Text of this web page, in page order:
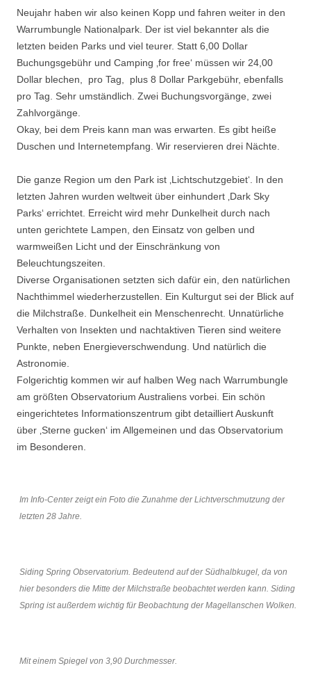
Neujahr haben wir also keinen Kopp und fahren weiter in den
Warrumbungle Nationalpark. Der ist viel bekannter als die
letzten beiden Parks und viel teurer. Statt 6,00 Dollar
Buchungsgebühr und Camping ‚for free‘ müssen wir 24,00
Dollar blechen, pro Tag, plus 8 Dollar Parkgebühr, ebenfalls
pro Tag. Sehr umständlich. Zwei Buchungsvorgänge, zwei
Zahlvorgänge.
Okay, bei dem Preis kann man was erwarten. Es gibt heiße
Duschen und Internetempfang. Wir reservieren drei Nächte.
Die ganze Region um den Park ist ‚Lichtschutzgebiet‘. In den
letzten Jahren wurden weltweit über einhundert ‚Dark Sky
Parks‘ errichtet. Erreicht wird mehr Dunkelheit durch nach
unten gerichtete Lampen, den Einsatz von gelben und
warmweißen Licht und der Einschränkung von
Beleuchtungszeiten.
Diverse Organisationen setzten sich dafür ein, den natürlichen
Nachthimmel wiederherzustellen. Ein Kulturgut sei der Blick auf
die Milchstraße. Dunkelheit ein Menschenrecht. Unnatürliche
Verhalten von Insekten und nachtaktiven Tieren sind weitere
Punkte, neben Energieverschwendung. Und natürlich die
Astronomie.
Folgerichtig kommen wir auf halben Weg nach Warrumbungle
am größten Observatorium Australiens vorbei. Ein schön
eingerichtetes Informationszentrum gibt detailliert Auskunft
über ‚Sterne gucken‘ im Allgemeinen und das Observatorium
im Besonderen.
Im Info-Center zeigt ein Foto die Zunahme der Lichtverschmutzung der
letzten 28 Jahre.
Siding Spring Observatorium. Bedeutend auf der Südhalbkugel, da von
hier besonders die Mitte der Milchstraße beobachtet werden kann. Siding
Spring ist außerdem wichtig für Beobachtung der Magellanschen Wolken.
Mit einem Spiegel von 3,90 Durchmesser.